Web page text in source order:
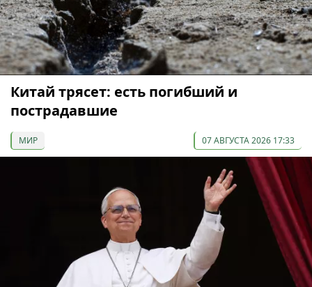
Китай трясет: есть погибший и
пострадавшие
МИР 07 АВГУСТА 2026 17:33